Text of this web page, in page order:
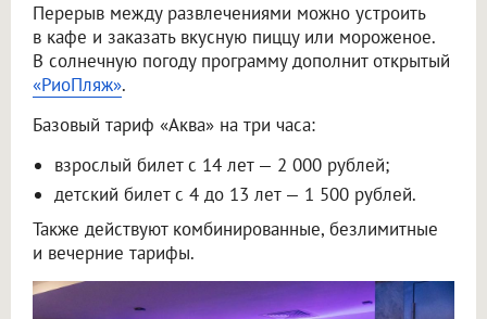
Перерыв между развлечениями можно устроить
в кафе и заказать вкусную пиццу или мороженое.
В солнечную погоду программу дополнит открытый
«РиоПляж».
Базовый тариф «Аква» на три часа:
взрослый билет с 14 лет — 2 000 рублей;
детский билет с 4 до 13 лет — 1 500 рублей.
Также действуют комбинированные, безлимитные
и вечерние тарифы.